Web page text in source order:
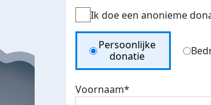
Ik doe een anonieme
Donation Type
Persoonlijke
donatie
Voornaam*